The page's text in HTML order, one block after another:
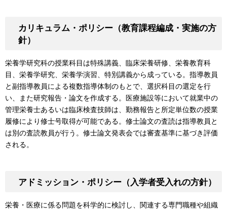
カリキュラム・ポリシー（教育課程編成・実施の方
針）
栄養学研究科の授業科目は特殊講義、臨床栄養研修、栄養教育科
目、栄養学研究、栄養学演習、特別講義から成っている。指導教員
と副指導教員による複数指導体制のもとで、選択科目の選定を行
い、また研究報告・論文を作成する。医療施設等において就業中の
管理栄養士あるいは臨床検査技師は、勤務報告と所定単位数の授業
履修により修士号取得が可能である。修士論文の査読は指導教員と
は別の査読教員が行う。修士論文発表会では審査基準に基づき評価
される。
アドミッション・ポリシー（入学者受入れの方針）
栄養・医療に係る問題を科学的に検討し、関連する専門職種や組織